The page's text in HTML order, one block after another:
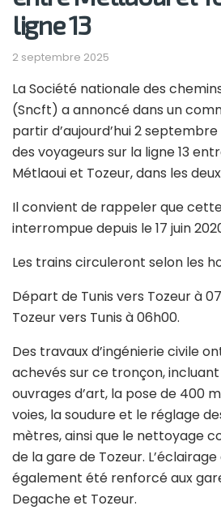
ligne 13
2 septembre 2025
La Société nationale des
(Sncft) a annoncé dans un
partir d’aujourd’hui 2
des voyageurs sur la ligne 13
Métlaoui et Tozeur, dans les
Il convient de rappeler que
interrompue depuis le 17 juin
Les trains circuleront selon les
Départ de Tunis vers Tozeur à
Tozeur vers Tunis à 06h00.
Des travaux d’ingénierie civile
achevés sur ce tronçon,
ouvrages d’art, la pose de 400
voies, la soudure et le réglage
mètres, ainsi que le nettoyage
de la gare de Tozeur.
également été renforcé aux
Degache et Tozeur.